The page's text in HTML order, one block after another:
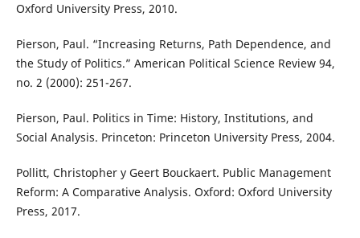
Oxford University Press, 2010.
Pierson, Paul. “Increasing Returns, Path Dependence, and
the Study of Politics.” American Political Science Review 94,
no. 2 (2000): 251-267.
Pierson, Paul. Politics in Time: History, Institutions, and
Social Analysis. Princeton: Princeton University Press, 2004.
Pollitt, Christopher y Geert Bouckaert. Public Management
Reform: A Comparative Analysis. Oxford: Oxford University
Press, 2017.